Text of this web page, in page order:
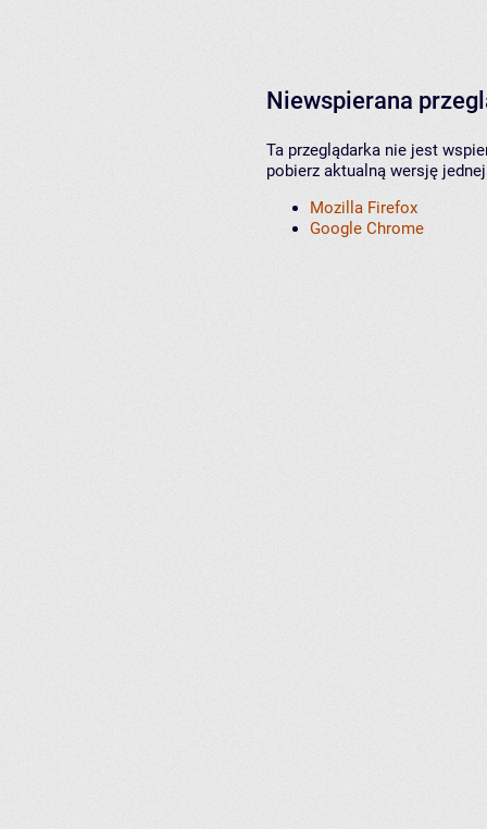
Niewspierana
Ta przeglądarka nie jest
pobierz aktualną wersję
Mozilla Firefox
Google Chrome